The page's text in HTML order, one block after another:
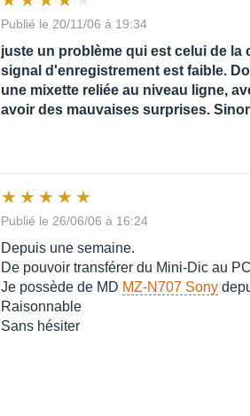
Publié le 20/11/06 à 19:34
juste un problème qui est celui de
signal d'enregistrement est faible.
une mixette reliée au niveau ligne,
avoir des mauvaises surprises.
Publié le 26/06/06 à 16:24
Depuis une semaine.
De pouvoir transférer du Mini-Dic au
Je possède de MD MZ-N707 Sony
Raisonnable
Sans hésiter